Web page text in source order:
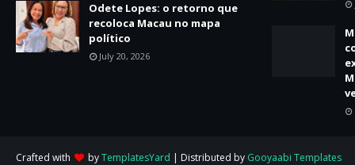
Odete Lopes: o retorno que
recoloca Macau no mapa
político
July 20, 2026
Crafted with byTemplatesYard | Distributed by Gooyaabi Templates